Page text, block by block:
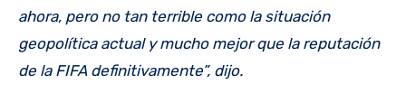
ahora, pero no tan terrible como la situación
geopolítica actual y mucho mejor que la reputación
de la FIFA definitivamente”, dijo.